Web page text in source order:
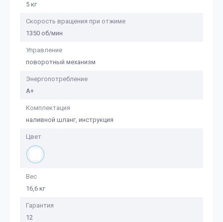
5 кг
Скорость вращения при отжиме
1350 об/мин
Управление
поворотный механизм
Энергопотребление
А+
Комплектация
наливной шланг, инструкция
Цвет
Вес
16,6 кг
Гарантия
12